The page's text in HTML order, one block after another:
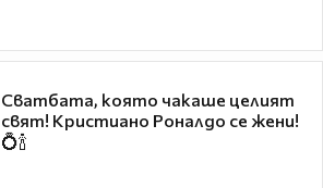
Сватбата, която чакаше целият
свят! Кристиано Роналдо се жени!
💍🍾